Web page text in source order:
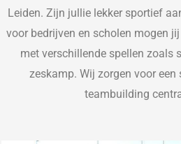
Leiden. Zijn jullie lekker sportief
voor bedrijven en scholen mogen
met verschillende spellen zoals
zeskamp. Wij zorgen voor
teambuilding